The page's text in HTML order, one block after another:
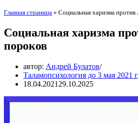
Главная страница » Социальная харизма против
Социальная харизма
пороков
автор: Андрей Булатов
Таламопсихология до 3 мая 2021
18.04.2021 29.10.2025